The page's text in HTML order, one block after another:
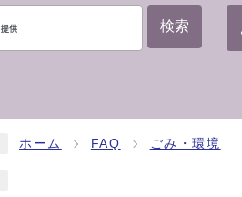
検索
ホーム FAQ ごみ・環境